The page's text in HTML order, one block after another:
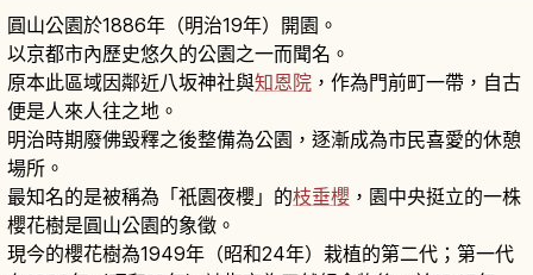
圓山公園於1886年（明治19年）開園。
以京都市內歷史悠久的公園之一而聞名。
原本此區域因鄰近八坂神社與知恩院 ，作為門前町一帶，自古
便是人來人往之地。
明治時期廢佛毀釋之後整備為公園，逐漸成為市民喜愛的休憩
場所。
最知名的是被稱為「祇園夜櫻」的枝垂櫻 ，園中央挺立的一株
櫻花樹是圓山公園的象徵。
現今的櫻花樹為1949年（昭和24年）栽植的第二代；第一代